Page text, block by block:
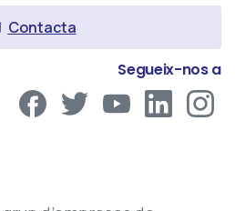
Contacta
Segueix-nos a